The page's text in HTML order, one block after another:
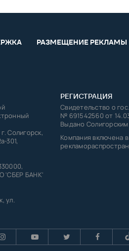
РАЗМЕЩЕНИЕ РЕКЛАМЫ
Солигорск,
301,
'СБЕР БАНК'
ул.
РЕГИСТРАЦИЯ
Свидетельство о
№ 691542560 от
Выдано
Компания включена